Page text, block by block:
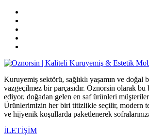
Kuruyemiş sektörü, sağlıklı yaşamın ve doğal
vazgeçilmez bir parçasıdır. Oznorsin olarak
ediyor, doğadan gelen en saf ürünleri
Ürünlerimizin her biri titizlikle seçilir, modern
ve hijyenik koşullarda paketlenerek
İLETİŞİM